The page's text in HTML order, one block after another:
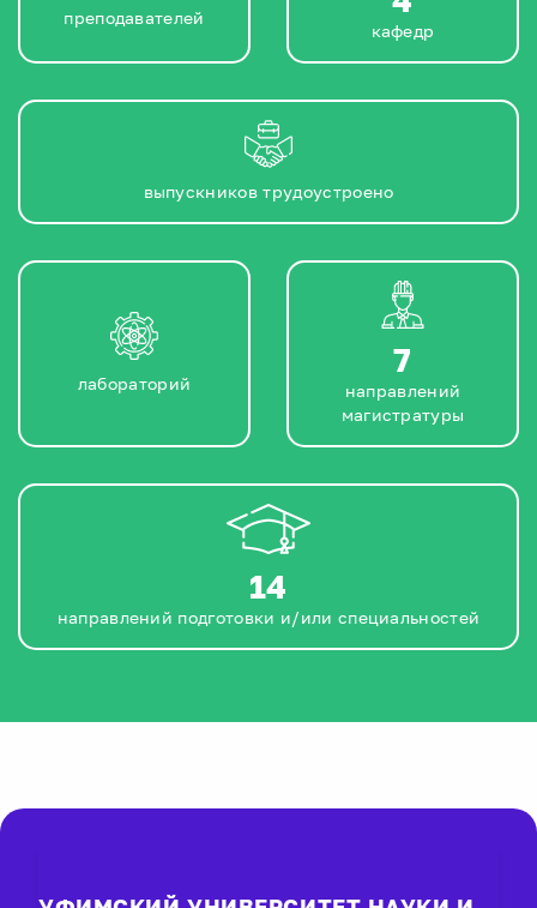
преподавателей
кафедр
выпускников трудоустроено
лабораторий
7
направлений
магистратуры
14
направлений подготовки и/или специальностей